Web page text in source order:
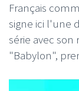
Français
signe ici l'une
série avec
"Babylon",